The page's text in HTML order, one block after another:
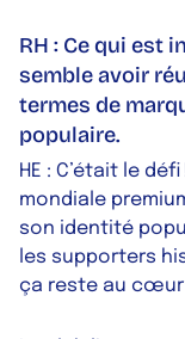
RH : Ce qui est
semble avoir
termes de
populaire.
HE : C’était le
mondiale
son identité
les supporters
ça reste au cœur